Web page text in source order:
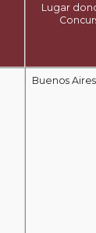
Lugar
Buenos Aires